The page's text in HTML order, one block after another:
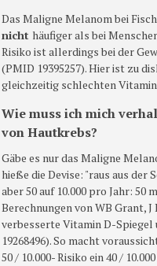
Das Maligne Melanom bei
nicht häufiger als bei
Risiko ist allerdings bei der
(PMID 19395257). Hier ist zu
gleichzeitig schlechten
Wie muss ich mich
von Hautkrebs?
Gäbe es nur das Maligne
hieße die Devise: "raus aus der
aber 50 auf 10.000 pro Jahr: 50
Berechnungen von WB Grant,
verbesserte Vitamin D-
19268496). So macht
50 / 10.000- Risiko ein 40 /